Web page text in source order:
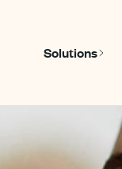
Solutions